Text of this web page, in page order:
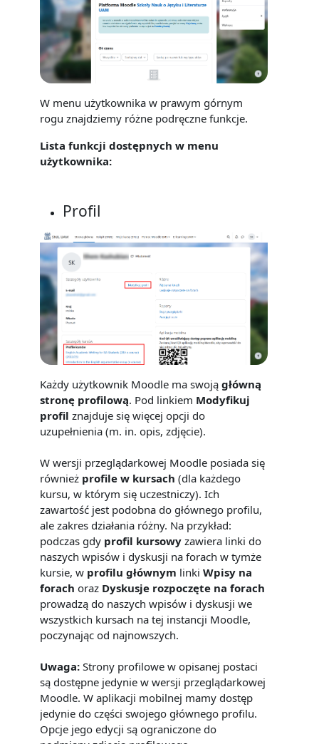
W menu użytkownika w prawym górnym
rogu znajdziemy różne podręczne funkcje.
Lista funkcji dostępnych w menu
użytkownika:
Profil
Każdy użytkownik Moodle ma swoją główną
stronę profilową. Pod linkiem Modyfikuj
profil znajduje się więcej opcji do
uzupełnienia (m. in. opis, zdjęcie).
W wersji przeglądarkowej Moodle posiada się
również profile w kursach (dla każdego
kursu, w którym się uczestniczy). Ich
zawartość jest podobna do głównego profilu,
ale zakres działania różny. Na przykład:
podczas gdy profil kursowy zawiera linki do
naszych wpisów i dyskusji na forach w tymże
kursie, w profilu głównym linki Wpisy na
forach oraz Dyskusje rozpoczęte na forach
prowadzą do naszych wpisów i dyskusji we
wszystkich kursach na tej instancji Moodle,
poczynając od najnowszych.
Uwaga: Strony profilowe w opisanej postaci
są dostępne jedynie w wersji przeglądarkowej
Moodle. W aplikacji mobilnej mamy dostęp
jedynie do części swojego głównego profilu.
Opcje jego edycji są ograniczone do